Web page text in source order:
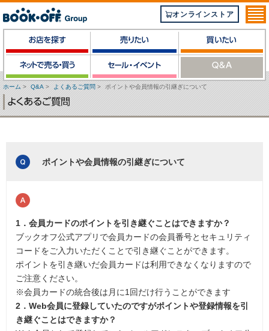
オンラインストア
ホーム> Q&A> よくあるご質問> ポイントや会員情報の引継ぎについて
ポイントや会員情報の引継ぎについて
1．会員カードのポイントを引き継ぐことはできますか？
ブックオフ公式アプリで会員カードの会員番号とセキュリティ
コードをご入力いただくことで引き継ぐことができます。
ポイントを引き継いだ会員カードは利用できなくなりますので
ご注意ください。
※会員カードの統合後は月に1回だけ行うことができます
2．Web会員に登録していたのですがポイントや登録情報を引
き継ぐことはできますか？